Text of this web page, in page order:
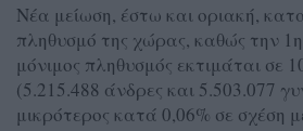
Νέα μείωση, έστω και οριακή,
πληθυσμό της χώρας, καθώς την
μόνιμος πληθυσμός εκτιμάται σε
(5.215.488 άνδρες και 5.503.077
μικρότερος κατά 0,06% σε σχέση